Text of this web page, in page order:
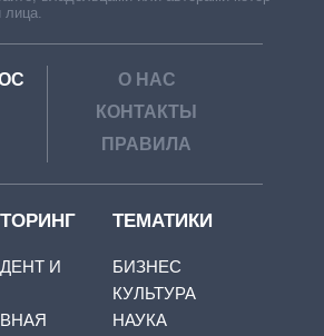
лица.
О НАС
КОНТАКТЫ
ПРАВИЛА
И
ТЕМАТИКИ
БИЗНЕС
КУЛЬТУРА
НАУКА